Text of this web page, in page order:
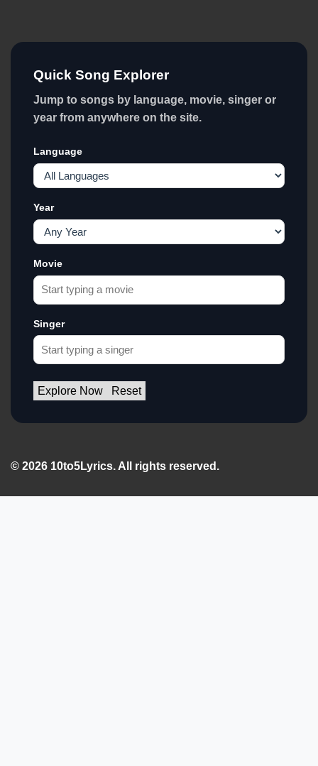
Quick Song Explorer
Jump to songs by language, movie, singer or
year from anywhere on the site.
Language
Year
Movie
Singer
Explore Now Reset
© 2026 10to5Lyrics. All rights reserved.